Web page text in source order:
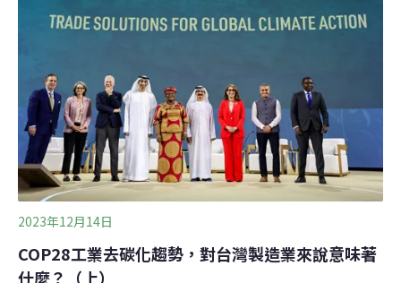
天然氣公司簽署「石油和天然氣脫碳憲章」（Oil and Gas
Decarbonisation Charter），宣示2050年以前削減「公司
行動追蹤組織（Climate Action Tracker）指出，這只是在
漂綠，因為只關注於石油和天然氣生產的
2023年12月14日
COP28工業去碳化趨勢，對台灣製造業來說意味著
什麼？（上）